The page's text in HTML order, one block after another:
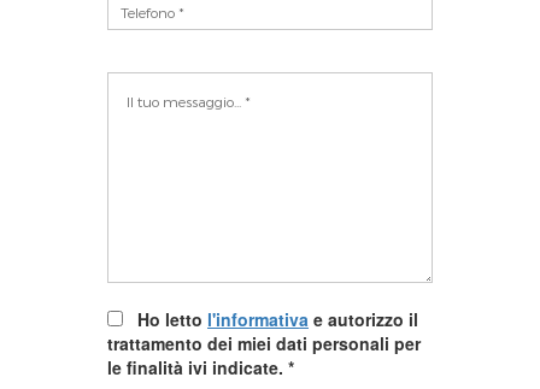
Ho letto l'informativa e autorizzo il
trattamento dei miei dati personali per
le finalità ivi indicate. *